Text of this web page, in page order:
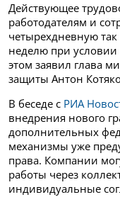
Действующее
работодателям и
четырехдневную
неделю при условии
этом заявил глава
защиты Антон
В беседе с РИА
внедрения нового
дополнительных
механизмы уже
права. Компании
работы через
индивидуальные